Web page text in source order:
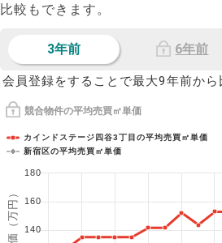
比較もできます。
3年前 6年前
会員登録をすることで最大9年前か
競合物件の平均売買㎡単価
カインドステージ四谷3丁目の平均売買㎡単価
新宿区の平均売買㎡単価
140
160
180